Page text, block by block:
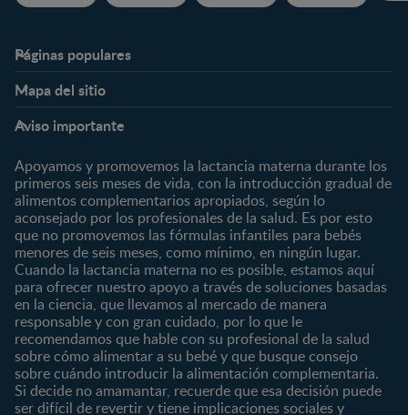
Páginas populares
Expertos en Nutrición
Preguntas Frecuentes
¿Quiénes somos?
Marcas y productos
Nuestros Productos
Nuestras Marcas
Mapa del sitio
Preconcepción
Embarazo
Posparto
0 a 4 meses
4 a 6 meses
6 a 8 meses
8 a 12 meses
12 a 24 meses
Desde 2 años
Preescolar
Escolar
Nutrición
Salud
Maternidad
Paternidad
Vida en familia
Marcas Productos
Aviso importante
Apoyamos y promovemos la lactancia materna durante los
primeros seis meses de vida, con la introducción gradual de
alimentos complementarios apropiados, según lo
aconsejado por los profesionales de la salud. Es por esto
que no promovemos las fórmulas infantiles para bebés
menores de seis meses, como mínimo, en ningún lugar.
Cuando la lactancia materna no es posible, estamos aquí
para ofrecer nuestro apoyo a través de soluciones basadas
en la ciencia, que llevamos al mercado de manera
responsable y con gran cuidado, por lo que le
recomendamos que hable con su profesional de la salud
sobre cómo alimentar a su bebé y que busque consejo
sobre cuándo introducir la alimentación complementaria.
Si decide no amamantar, recuerde que esa decisión puede
ser difícil de revertir y tiene implicaciones sociales y